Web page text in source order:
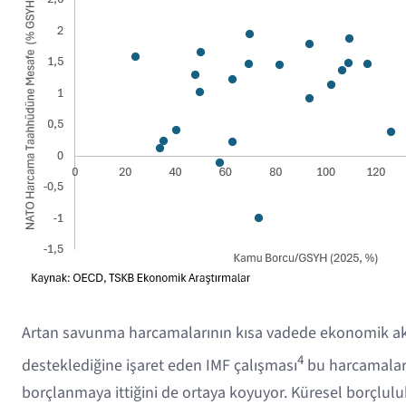
Artan savunma harcamalarının kısa vadede ekonomik
desteklediğine işaret eden IMF çalışması4 bu
borçlanmaya ittiğini de ortaya koyuyor. Küresel